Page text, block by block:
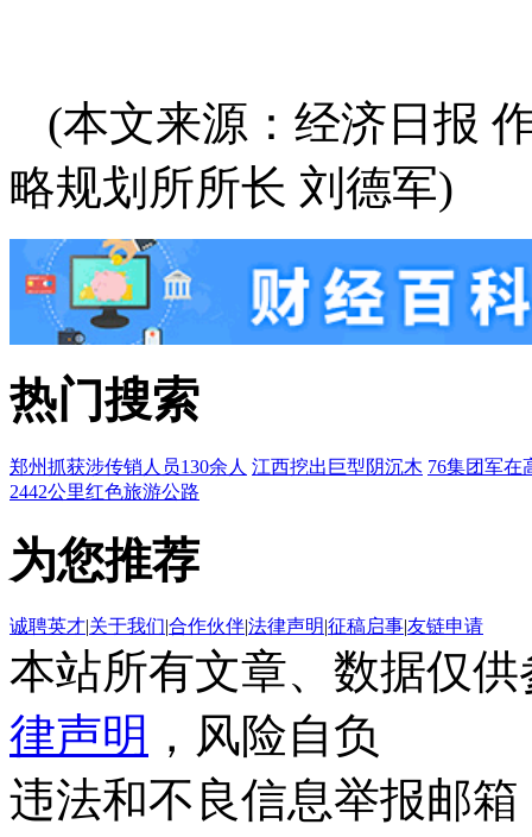
(本文来源：经济日报
略规划所所长 刘德军)
热门搜索
郑州抓获涉传销人员130余人 江西挖出巨型阴沉木 76集团军在
2442公里红色旅游公路
为您推荐
诚聘英才|关于我们|合作伙伴|法律声明|征稿启事|友链申请
本站所有文章、数据仅
律声明 ，风险自负
违法和不良信息举报邮箱